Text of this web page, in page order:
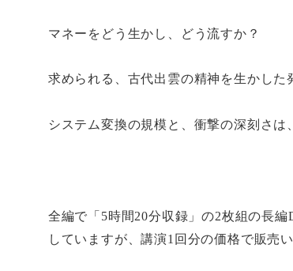
マネーをどう生かし、どう流すか？
求められる、古代出雲の精神を生かした
システム変換の規模と、衝撃の深刻さは
全編で「 5時間20分収録」の2枚組の長編
していますが、講演1 回分の価格で販売